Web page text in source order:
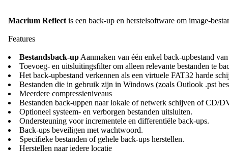
Macrium Reflect is een back-up en herstelsoftware om image-
Features
Bestandsback-up Aanmaken van één enkel back-upbestand
Toevoeg- en uitsluitingsfilter om alleen relevante bestanden te
Het back-upbestand verkennen als een virtuele FAT32 harde
Bestanden die in gebruik zijn in Windows (zoals Outlook .pst
Meerdere compressieniveaus
Bestanden back-uppen naar lokale of netwerk schijven of CD/
Optioneel systeem- en verborgen bestanden uitsluiten.
Ondersteuning voor incrementele en differentiële back-ups.
Back-ups beveiligen met wachtwoord.
Specifieke bestanden of gehele back-ups herstellen.
Herstellen naar iedere locatie